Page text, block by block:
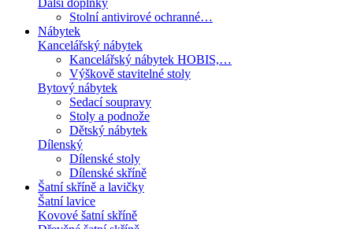
Další doplňky
Stolní antivirové ochranné…
Nábytek
Kancelářský nábytek
Kancelářský nábytek HOBIS,…
Výškově stavitelné stoly
Bytový nábytek
Sedací soupravy
Stoly a podnože
Dětský nábytek
Dílenský
Dílenské stoly
Dílenské skříně
Šatní skříně a lavičky
Šatní lavice
Kovové šatní skříně